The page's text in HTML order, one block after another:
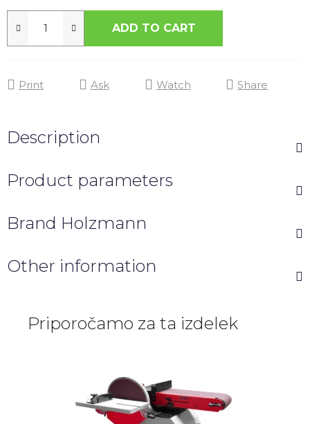
ADD TO CART
Print Ask Watch Share
Description
Product parameters
Brand Holzmann
Other information
Priporočamo za ta izdelek